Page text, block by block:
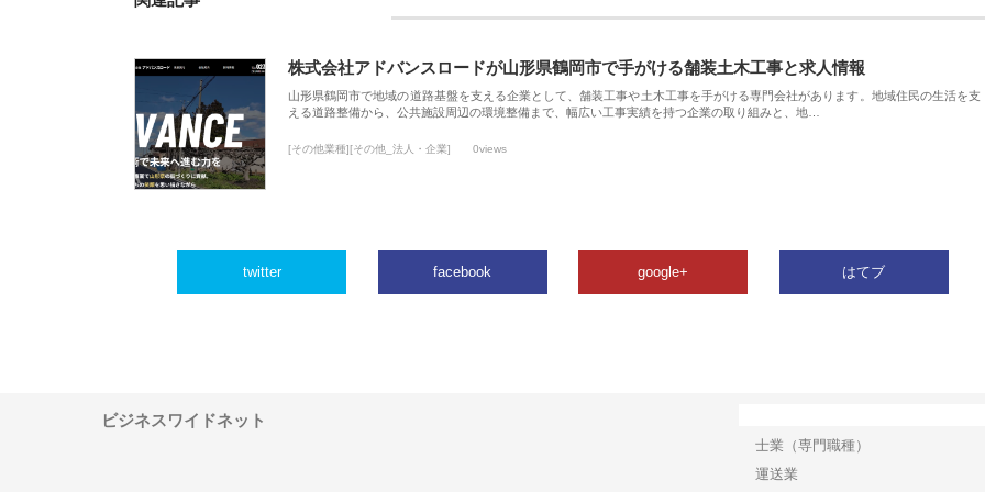
株式会社アドバンスロードが山形県鶴岡市で手がける舗装土木工事と求人情報
山形県鶴岡市で地域の道路基盤を支える企業として、舗装工事や土木工事を手がける専門会社があります。地域住民の生活を支
える道路整備から、公共施設周辺の環境整備まで、幅広い工事実績を持つ企業の取り組みと、地…
[その他業種][その他_法人・企業] 0views
twitter facebook google+ はてブ
ビジネスワイドネット
士業（専門職種）
運送業